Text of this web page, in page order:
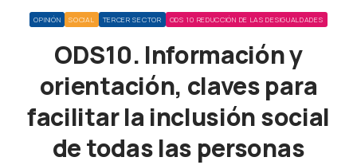
OPINIÓN SOCIAL TERCER SECTOR ODS 10 REDUCCIÓN DE LAS DESIGUALDADES
ODS10. Información y
orientación, claves para
facilitar la inclusión social
de todas las personas